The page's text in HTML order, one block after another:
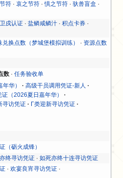
符 ·哀之节符 ·惧之节符 ·驮兽盲盒 ·
卫戍认证 ·盐鳞咸鳞汁 ·积点卡券 ·
兑换点数（梦城堡模拟训练） · 资源点数
数 ·任务验收单
华）
高级干员调用凭证-新人
（2026夏日嘉年华）
寻访凭证
Γ类迎新寻访凭证
（砺火成锋）
终寻访凭证 ·如死亦终十连寻访凭证
·欢宴良宵寻访凭证 ·